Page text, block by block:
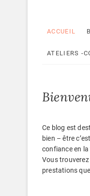
ACCUEIL
ATELIERS -
Ce blog est
bien – être
confiance en
Vous
prestations